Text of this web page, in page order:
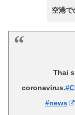
空港で
Thai
coronavirus.
#news